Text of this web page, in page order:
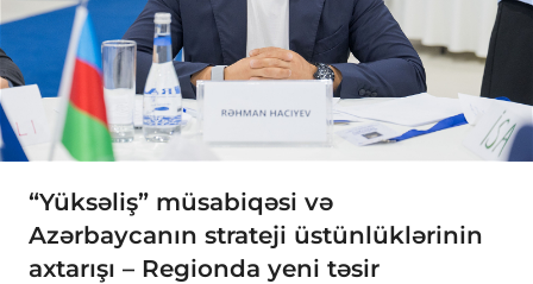
“Yüksəliş” müsabiqəsi və
Azərbaycanın strateji üstünlüklərinin
axtarışı – Regionda yeni təsir